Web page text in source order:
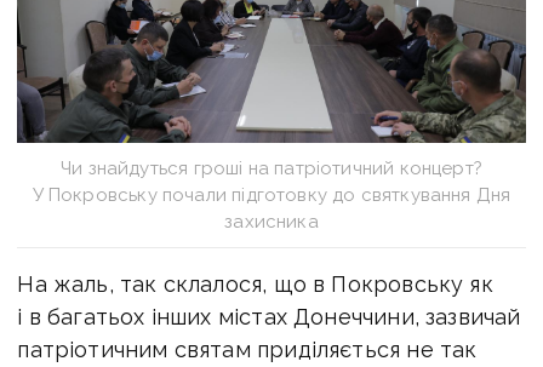
Чи знайдуться гроші на патріотичний концерт?
У Покровську почали підготовку до святкування Дня
захисника
На жаль, так склалося, що в Покровську як
і в багатьох інших містах Донеччини, зазвичай
патріотичним святам приділяється не так